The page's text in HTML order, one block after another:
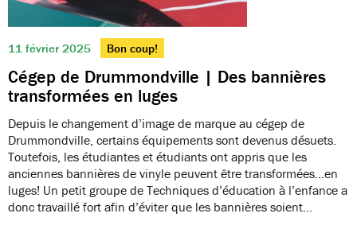
11 février 2025 Bon coup!
Cégep de Drummondville | Des bannières
transformées en luges
Depuis le changement d’image de marque au cégep de
Drummondville, certains équipements sont devenus désuets.
Toutefois, les étudiantes et étudiants ont appris que les
anciennes bannières de vinyle peuvent être transformées…en
luges! Un petit groupe de Techniques d’éducation à l’enfance a
donc travaillé fort afin d’éviter que les bannières soient…